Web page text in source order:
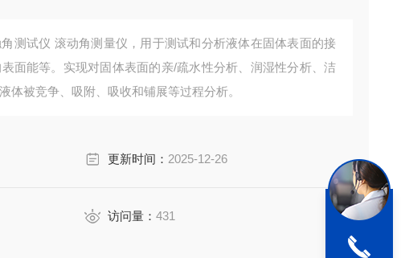
测试仪 滚动角测量仪，用于测试和分析液体在固体表面的接
面能等。实现对固体表面的亲/疏水性分析、润湿性分析、洁
体被竞争、吸附、吸收和铺展等过程分析。
更新时间： 2025-12-26
访问量：431